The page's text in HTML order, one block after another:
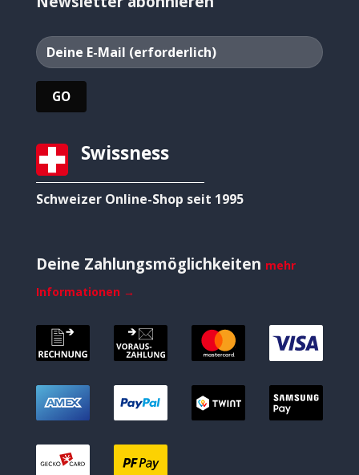
Swissness
Schweizer Online-Shop seit 1995
Deine Zahlungsmöglichkeiten mehr
Informationen →